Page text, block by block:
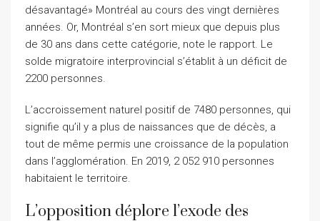
désavantagé» Montréal au cours des vingt dernières
années. Or, Montréal s’en sort mieux que depuis plus
de 30 ans dans cette catégorie, note le rapport. Le
solde migratoire interprovincial s’établit à un déficit de
2200 personnes.
L’accroissement naturel positif de 7480 personnes, qui
signifie qu’il y a plus de naissances que de décès, a
tout de même permis une croissance de la population
dans l’agglomération. En 2019, 2 052 910 personnes
habitaient le territoire.
L’opposition déplore l’exode des